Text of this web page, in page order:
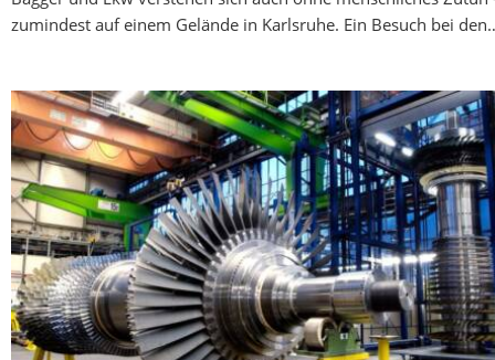
zumindest auf einem Gelände in Karlsruhe. Ein Besuch bei